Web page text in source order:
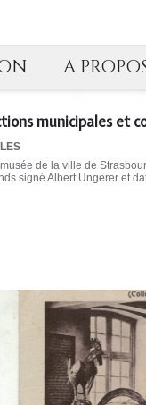
A
municipales et
de la ville de
signé Albert Ungerer et